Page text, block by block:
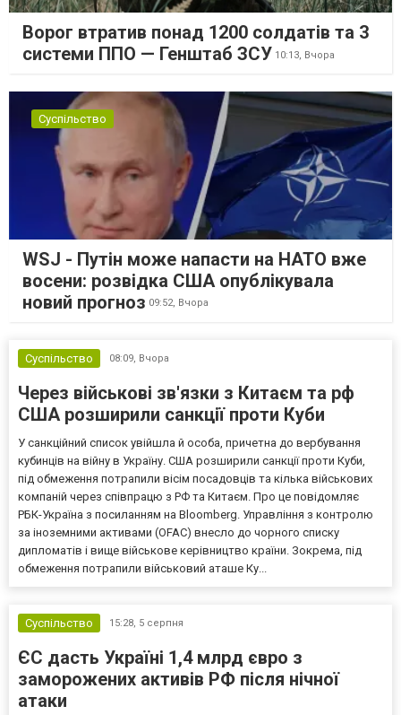
Ворог втратив понад 1200 солдатів та 3
системи ППО — Генштаб ЗСУ 10:13, Вчора
Суспільство
WSJ - Путін може напасти на НАТО вже
восени: розвідка США опублікувала
новий прогноз 09:52, Вчора
Суспільство 08:09, Вчора
Через військові зв'язки з Китаєм та рф
США розширили санкції проти Куби
У санкційний список увійшла й особа, причетна до вербування
кубинців на війну в Україну. США розширили санкції проти Куби,
під обмеження потрапили вісім посадовців та кілька військових
компаній через співпрацю з РФ та Китаєм. Про це повідомляє
РБК-Україна з посиланням на Bloomberg. Управління з контролю
за іноземними активами (OFAC) внесло до чорного списку
дипломатів і вище військове керівництво країни. Зокрема, під
обмеження потрапили військовий аташе Ку...
Суспільство 15:28, 5 серпня
ЄС дасть Україні 1,4 млрд євро з
заморожених активів РФ після нічної
атаки